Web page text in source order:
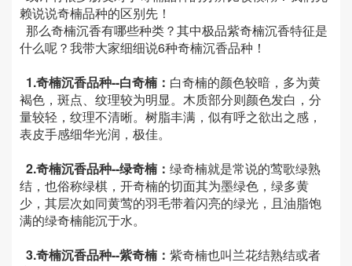
赖说说奇楠品种的区别先！
那么奇楠沉香有哪些种类？其中极品紫奇楠沉香特征是
什么呢？我带大家细细说6种奇楠沉香品种！
1.奇楠沉香品种--白奇楠： 白奇楠的颜色较暗，多为黄
褐色，斑点、纹理较为明显。木质部分则颜色发白，分
量较轻，纹理不清晰。树脂丰满，似有呼之欲出之感，
表皮手感细华光润，极佳。
2.奇楠沉香品种--绿奇楠： 绿奇楠就是常说的莺歌绿熟
结，也俗称绿棋，开奇楠的切面其为墨绿色，绿多黄
少，其层次如同黄莺的羽毛带着闪亮的绿光，且油脂饱
满的绿奇楠能沉于水。
3.奇楠沉香品种--紫奇楠： 紫奇楠也叫兰花结熟结或者